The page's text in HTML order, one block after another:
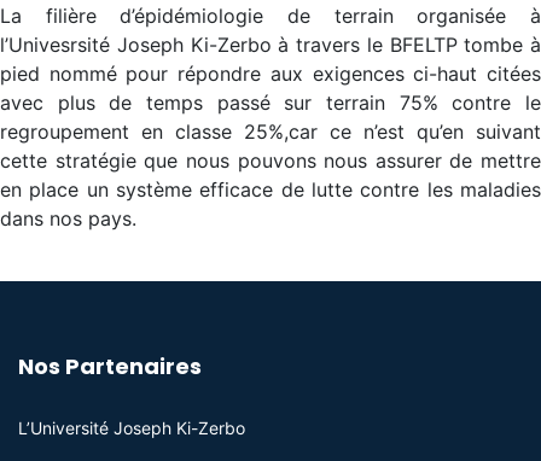
La filière d’épidémiologie de terrain organisée à
l’Univesrsité Joseph Ki-Zerbo à travers le BFELTP tombe à
pied nommé pour répondre aux exigences ci-haut citées
avec plus de temps passé sur terrain 75% contre le
regroupement en classe 25%,car ce n’est qu’en suivant
cette stratégie que nous pouvons nous assurer de mettre
en place un système efficace de lutte contre les maladies
dans nos pays.
Nos Partenaires
L’Université Joseph Ki-Zerbo